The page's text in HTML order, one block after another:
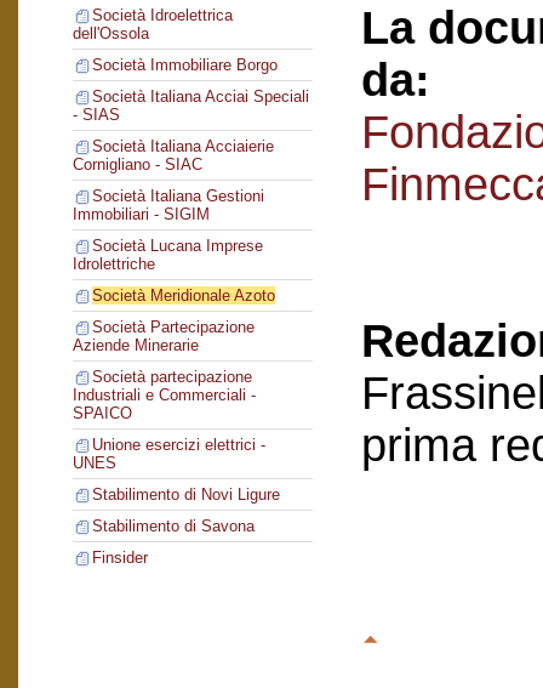
Società Idroelettrica
dell'Ossola
Società Immobiliare Borgo
Società Italiana Acciai Speciali
- SIAS
Società Italiana Acciaierie
Cornigliano - SIAC
Società Italiana Gestioni
Immobiliari - SIGIM
Società Lucana Imprese
Idrolettriche
Società Meridionale Azoto
Società Partecipazione
Aziende Minerarie
Società partecipazione
Industriali e Commerciali -
SPAICO
Unione esercizi elettrici -
UNES
Stabilimento di Novi Ligure
Stabilimento di Savona
Finsider
La
da:
prima